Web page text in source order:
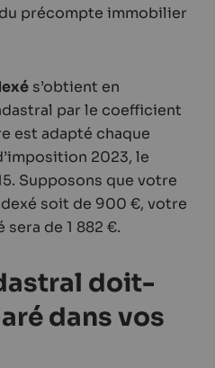
précompte immobilier
s’obtient en
par le coefficient
est adapté chaque
2023, le
Supposons que votre
soit de 900 €, votre
de 1 882 €.
doit-
dans vos